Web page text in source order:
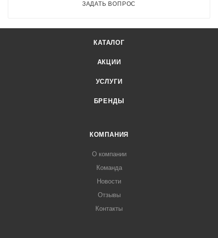
ЗАДАТЬ ВОПРОС
КАТАЛОГ
АКЦИИ
УСЛУГИ
БРЕНДЫ
КОМПАНИЯ
О компании
Команда
Новости
Отзывы
Контакты